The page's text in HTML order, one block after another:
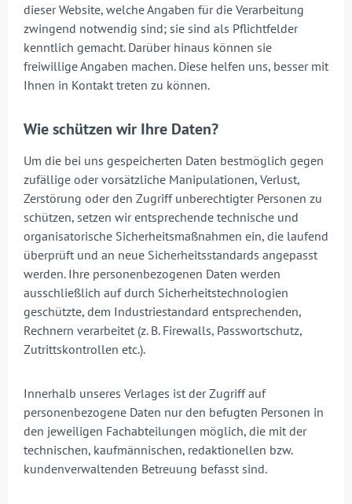
dieser Website, welche Angaben für die Verarbeitung
zwingend notwendig sind; sie sind als Pflichtfelder
kenntlich gemacht. Darüber hinaus können sie
freiwillige Angaben machen. Diese helfen uns, besser mit
Ihnen in Kontakt treten zu können.
Wie schützen wir Ihre Daten?
Um die bei uns gespeicherten Daten bestmöglich gegen
zufällige oder vorsätzliche Manipulationen, Verlust,
Zerstörung oder den Zugriff unberechtigter Personen zu
schützen, setzen wir entsprechende technische und
organisatorische Sicherheitsmaßnahmen ein, die laufend
überprüft und an neue Sicherheitsstandards angepasst
werden. Ihre personenbezogenen Daten werden
ausschließlich auf durch Sicherheitstechnologien
geschützte, dem Industriestandard entsprechenden,
Rechnern verarbeitet (z. B. Firewalls, Passwortschutz,
Zutrittskontrollen etc.).
Innerhalb unseres Verlages ist der Zugriff auf
personenbezogene Daten nur den befugten Personen in
den jeweiligen Fachabteilungen möglich, die mit der
technischen, kaufmännischen, redaktionellen bzw.
kundenverwaltenden Betreuung befasst sind.